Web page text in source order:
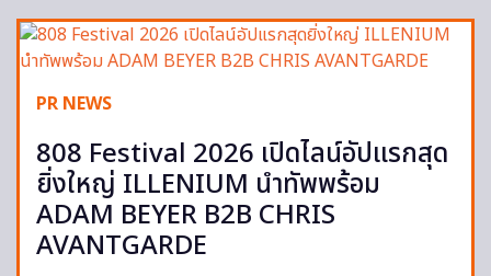
PR NEWS
808 Festival 2026 เปิดไลน์อัปแรกสุด
ยิ่งใหญ่ ILLENIUM นำทัพพร้อม
ADAM BEYER B2B CHRIS
AVANTGARDE